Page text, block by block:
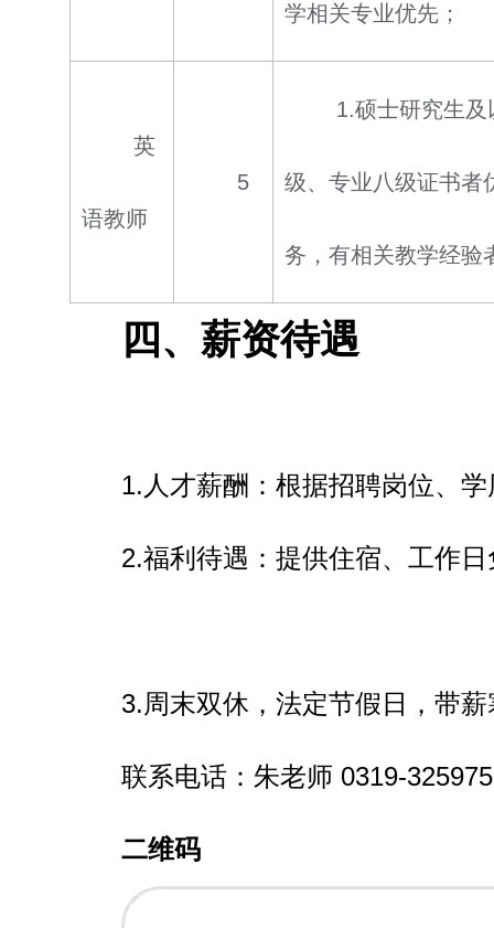
学相关专业优先；
英
语教师
5
1.硕士研究生
级、专业八级证书者
务，有相关教学经验
四、薪资待遇
1.人才薪酬：根据招聘岗位、
2.福利待遇：提供住宿、工作
3.周末双休，法定节假日，带
联系电话：朱老师 0319-
二维码